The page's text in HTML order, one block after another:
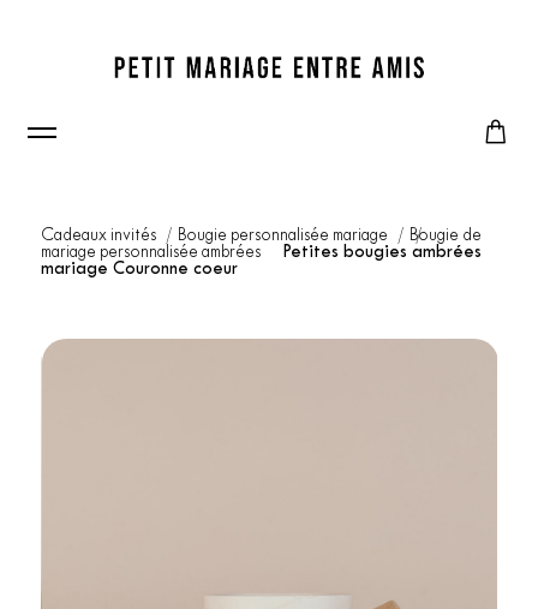
Cadeaux invités Bougie personnalisée mariage
Bougie de
mariage personnalisée ambrées
Petites bougies ambrées
mariage Couronne coeur